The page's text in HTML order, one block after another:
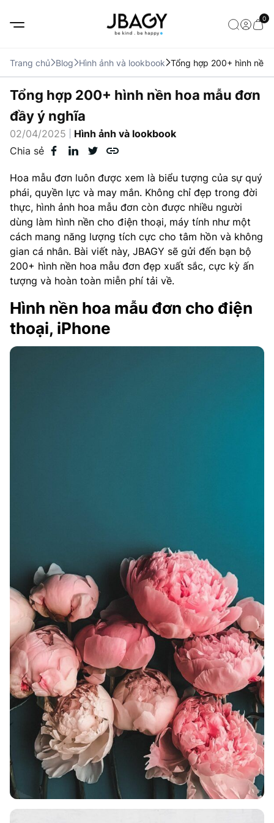
0
Trang chủ Blog Hình ảnh và lookbook Tổng hợp 200+ hình nền
Tổng hợp 200+ hình nền hoa mẫu đơn
đầy ý nghĩa
02/04/2025
Hình ảnh và lookbook
Chia sẻ
Hoa mẫu đơn luôn được xem là biểu tượng của sự quý
phái, quyền lực và may mắn. Không chỉ đẹp trong đời
thực, hình ảnh hoa mẫu đơn còn được nhiều người
dùng làm hình nền cho điện thoại, máy tính như một
cách mang năng lượng tích cực cho tâm hồn và không
gian cá nhân. Bài viết này, JBAGY sẽ gửi đến bạn bộ
200+ hình nền hoa mẫu đơn đẹp xuất sắc, cực kỳ ấn
tượng và hoàn toàn miễn phí tải về.
Hình nền hoa mẫu đơn cho điện
thoại, iPhone